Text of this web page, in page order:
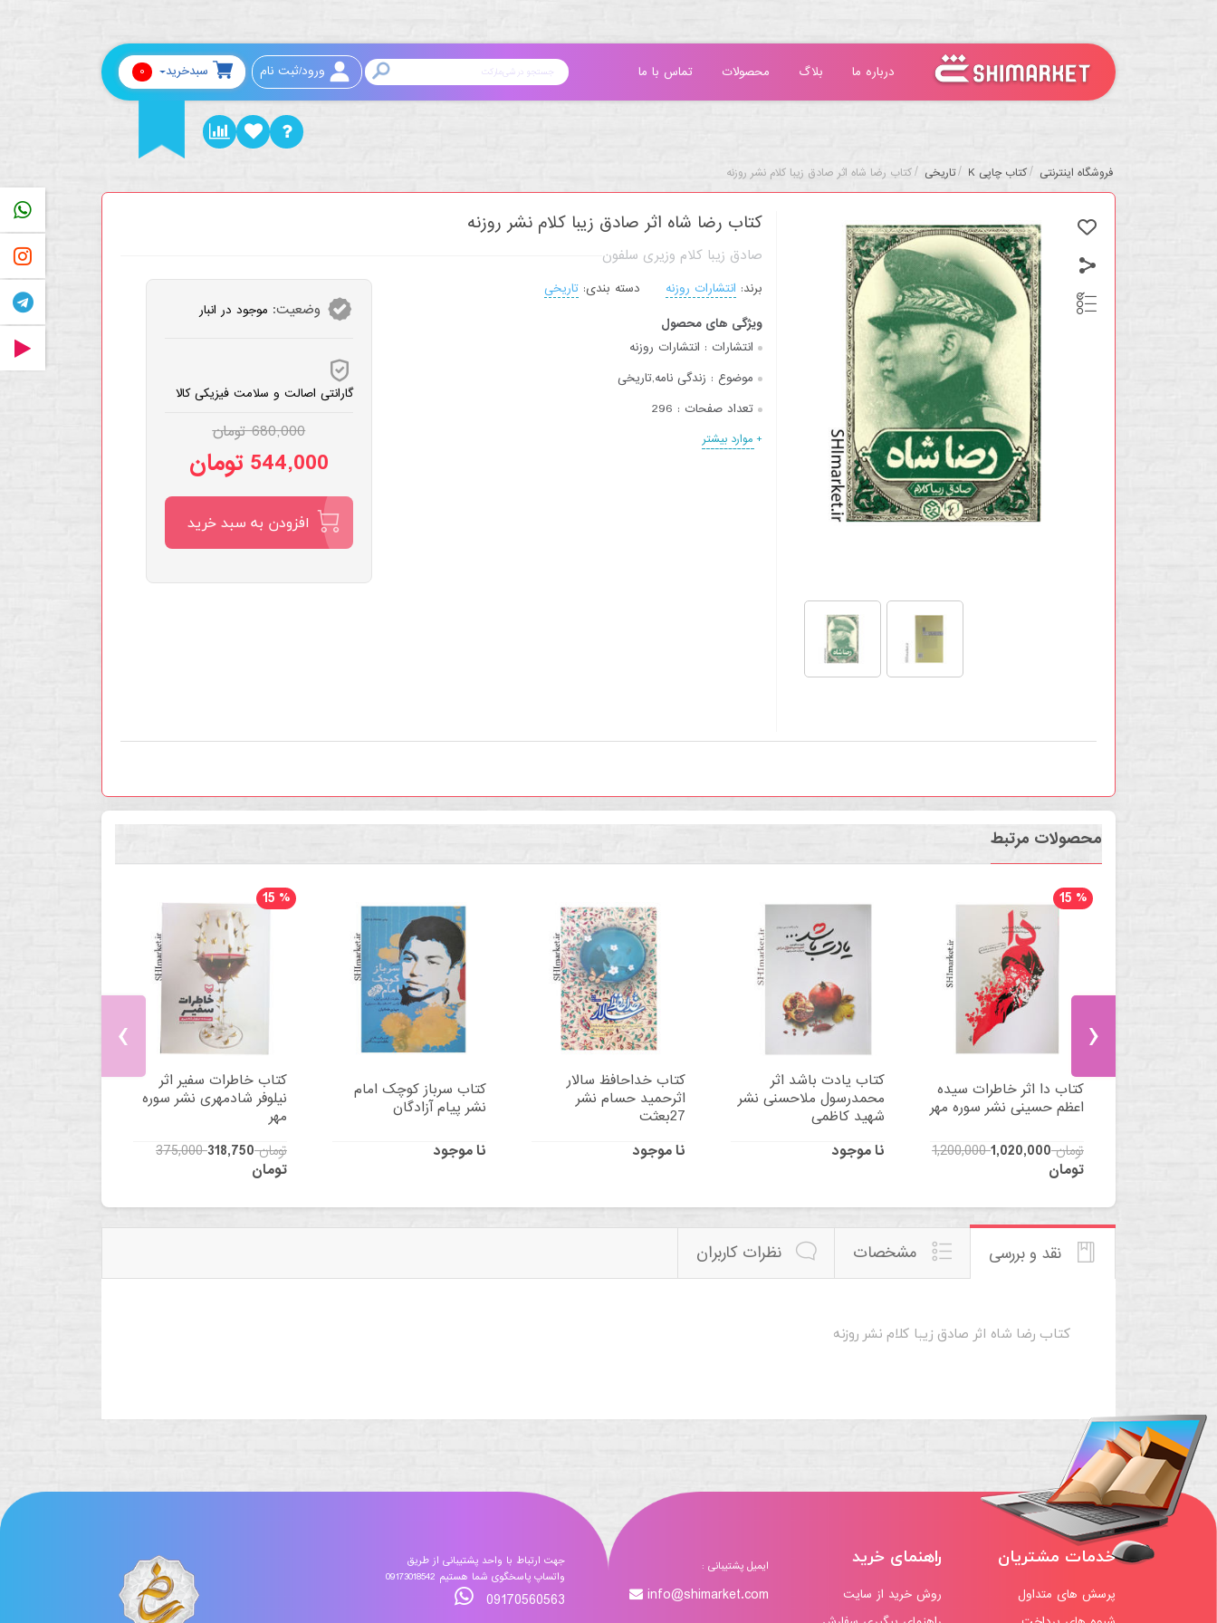
درباره ما بلاگ محصولات تماس با ما ورود/ثبت نام سبدخرید 0
فروشگاه اینترنتی /کتاب چاپی K /تاریخی /کتاب رضا شاه اثر صادق زیبا کلام نشر روزنه
کتاب رضا شاه اثر صادق زیبا کلام نشر روزنه
صادق زیبا کلام وزیری سلفون
برند: انتشارات روزنه دسته بندی: تاریخی
ویژگی های محصول
انتشارات : انتشارات روزنه
موضوع : زندگی نامه,تاریخی
تعداد صفحات : 296
+ موارد بیشتر
وضعیت: موجود در انبار
گارانتی اصالت و سلامت فیزیکی کالا
680,000 تومان
544,000 تومان
افزودن به سبد خرید
محصولات مرتبط
کتاب خاطرات سفیر اثر
نیلوفر شادمهری نشر سوره
مهر
15 %
375,000 تومان318,750
تومان
کتاب سرباز کوچک امام
نشر پیام آزادگان
نا موجود
کتاب خداحافظ سالار
اثرحمید حسام نشر
27بعثت
نا موجود
کتاب یادت باشد اثر
محمدرسول ملاحسنی نشر
شهید کاظمی
نا موجود
کتاب دا اثر خاطرات سیده
اعظم حسینی نشر سوره مهر
15 %
1,200,000 تومان1,020,000
تومان
‹ ›
نقد و بررسی مشخصات نظرات کاربران
کتاب رضا شاه اثر صادق زیبا کلام نشر روزنه
خدمات مشتریان
پرسش های متداول
راهنمای خرید
روش خرید از سایت
ایمیل پشتیبانی :
info@shimarket.com
جهت ارتباط با واحد پشتیبانی از طریق
واتساپ پاسخگوی شما هستیم 09173018542
09170560563